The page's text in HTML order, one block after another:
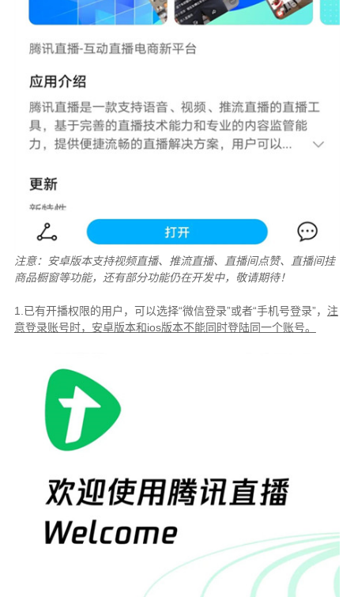
注意：安卓版本支持视频直播、推流直播、直播间点赞、直播间挂
商品橱窗等功能，还有部分功能仍在开发中，敬请期待！
1.已有开播权限的用户，可以选择“微信登录”或者“手机号登录”， 注
意登录账号时，安卓版本和ios版本不能同时登陆同一个账号。